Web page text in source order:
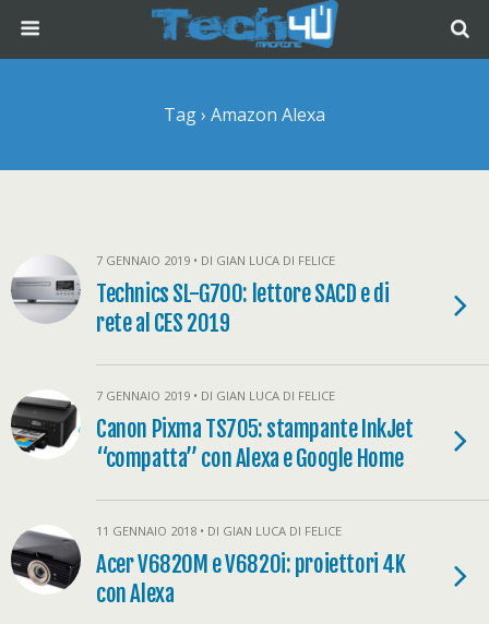
Tag › Amazon Alexa
7 GENNAIO 2019 • DI GIAN LUCA DI FELICE
Technics SL-G700: lettore SACD e di
rete al CES 2019
7 GENNAIO 2019 • DI GIAN LUCA DI FELICE
Canon Pixma TS705: stampante InkJet
“compatta” con Alexa e Google Home
11 GENNAIO 2018 • DI GIAN LUCA DI FELICE
Acer V6820M e V6820i: proiettori 4K
con Alexa